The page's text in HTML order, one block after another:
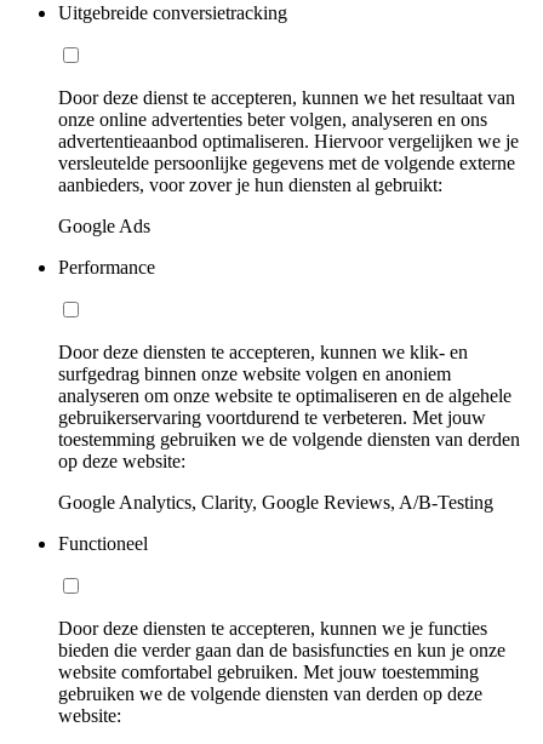
Uitgebreide conversietracking
Door deze dienst te accepteren, kunnen we het resultaat van
onze online advertenties beter volgen, analyseren en ons
advertentieaanbod optimaliseren. Hiervoor vergelijken we je
versleutelde persoonlijke gegevens met de volgende externe
aanbieders, voor zover je hun diensten al gebruikt:
Google Ads
Performance
Door deze diensten te accepteren, kunnen we klik- en
surfgedrag binnen onze website volgen en anoniem
analyseren om onze website te optimaliseren en de algehele
gebruikerservaring voortdurend te verbeteren. Met jouw
toestemming gebruiken we de volgende diensten van derden
op deze website:
Google Analytics, Clarity, Google Reviews, A/B-Testing
Functioneel
Door deze diensten te accepteren, kunnen we je functies
bieden die verder gaan dan de basisfuncties en kun je onze
website comfortabel gebruiken. Met jouw toestemming
gebruiken we de volgende diensten van derden op deze
website: